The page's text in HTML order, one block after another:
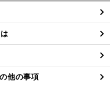
閉
る
他の事項